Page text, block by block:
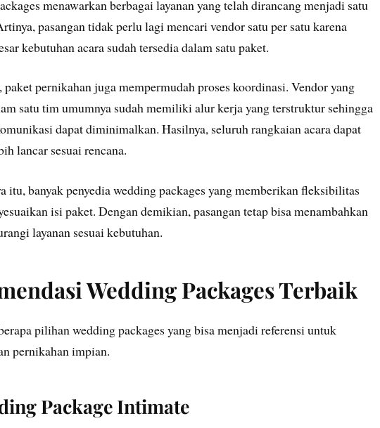
menawarkan berbagai layanan yang telah dirancang menjadi satu
pasangan tidak perlu lagi mencari vendor satu per satu karena
kebutuhan acara sudah tersedia dalam satu paket.
pernikahan juga mempermudah proses koordinasi. Vendor yang
satu tim umumnya sudah memiliki alur kerja yang terstruktur sehingga
dapat diminimalkan. Hasilnya, seluruh rangkaian acara dapat
lancar sesuai rencana.
itu, banyak penyedia wedding packages yang memberikan fleksibilitas
isi paket. Dengan demikian, pasangan tetap bisa menambahkan
layanan sesuai kebutuhan.
Wedding Packages Terbaik
pilihan wedding packages yang bisa menjadi referensi untuk
pernikahan impian.
Package Intimate